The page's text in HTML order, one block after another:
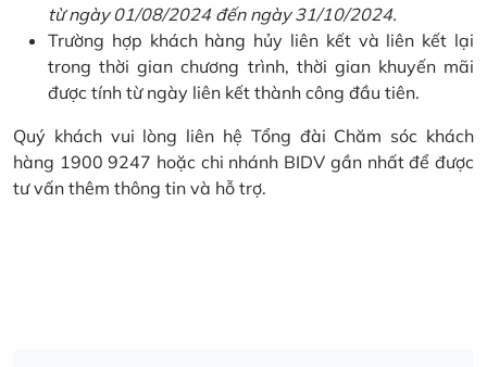
từ ngày 01/08/2024 đến ngày 31/10/2024.
Trường hợp khách hàng hủy liên kết và liên kết lại
trong thời gian chương trình, thời gian khuyến mãi
được tính từ ngày liên kết thành công đầu tiên.
Quý khách vui lòng liên hệ Tổng đài Chăm sóc khách
hàng 1900 9247 hoặc chi nhánh BIDV gần nhất để được
tư vấn thêm thông tin và hỗ trợ.